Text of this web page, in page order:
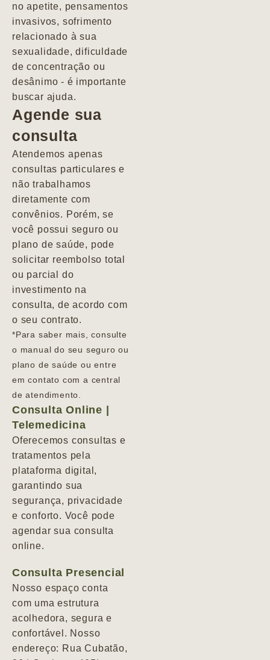
no apetite, pensamentos
invasivos, sofrimento
relacionado à sua
sexualidade, dificuldade
de concentração ou
desânimo - é importante
buscar ajuda.
Agende sua
consulta
Atendemos apenas
consultas particulares e
não trabalhamos
diretamente com
convênios. Porém, se
você possui seguro ou
plano de saúde, pode
solicitar reembolso total
ou parcial do
investimento na
consulta, de acordo com
o seu contrato.
*Para saber mais, consulte
o manual do seu seguro ou
plano de saúde ou entre
em contato com a central
de atendimento.
Consulta Online |
Telemedicina
Oferecemos consultas e
tratamentos pela
plataforma digital,
garantindo sua
segurança, privacidade
e conforto. Você pode
agendar sua consulta
online.
Consulta Presencial
Nosso espaço conta
com uma estrutura
acolhedora, segura e
confortável. Nosso
endereço: Rua Cubatão,